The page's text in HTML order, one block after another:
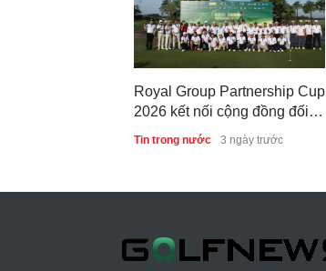
Royal Group Partnership Cup
2026 kết nối cộng đồng đối
tác tại Royal Long An Golf &
Tin trong nước 3 ngày trước